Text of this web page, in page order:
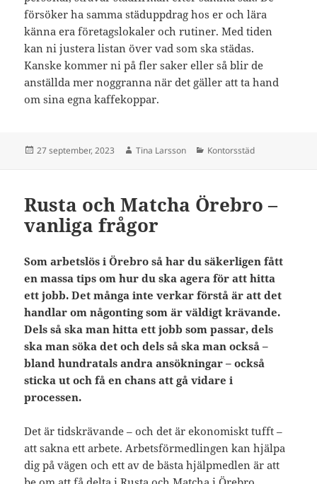
försöker ha samma städuppdrag hos er och lära
känna era företagslokaler och rutiner. Med tiden
kan ni justera listan över vad som ska städas.
Kanske kommer ni på fler saker eller så blir de
anställda mer noggranna när det gäller att ta hand
om sina egna kaffekoppar.
Postat
27 september, 2023 Författare
Tina Larsson Kategorier
Kontorsstäd
Rusta och Matcha Örebro –
vanliga frågor
Som arbetslös i Örebro så har du säkerligen fått
en massa tips om hur du ska agera för att hitta
ett jobb. Det många inte verkar förstå är att det
handlar om någonting som är väldigt krävande.
Dels så ska man hitta ett jobb som passar, dels
ska man söka det och dels så ska man också –
bland hundratals andra ansökningar – också
sticka ut och få en chans att gå vidare i
processen.
Det är tidskrävande – och det är ekonomiskt tufft –
att sakna ett arbete. Arbetsförmedlingen kan hjälpa
dig på vägen och ett av de bästa hjälpmedlen är att